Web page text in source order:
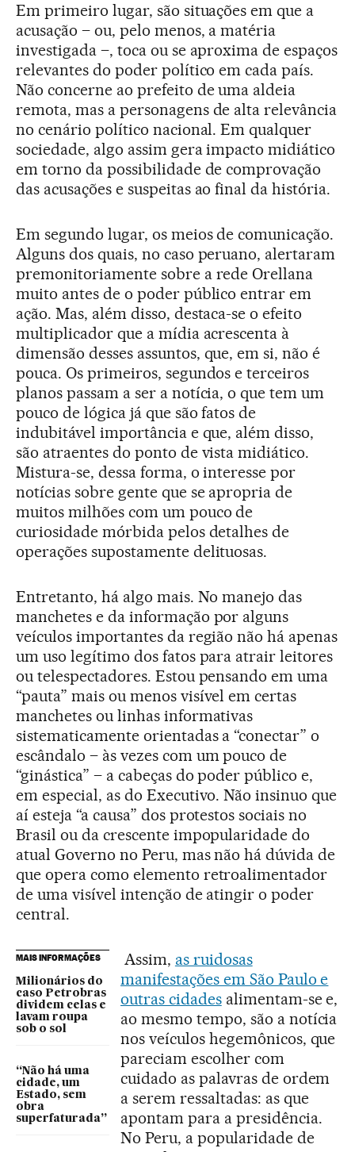
Em primeiro lugar, são situações em que a
acusação – ou, pelo menos, a matéria
investigada –, toca ou se aproxima de espaços
relevantes do poder político em cada país.
Não concerne ao prefeito de uma aldeia
remota, mas a personagens de alta relevância
no cenário político nacional. Em qualquer
sociedade, algo assim gera impacto midiático
em torno da possibilidade de comprovação
das acusações e suspeitas ao final da história.
Em segundo lugar, os meios de comunicação.
Alguns dos quais, no caso peruano, alertaram
premonitoriamente sobre a rede Orellana
muito antes de o poder público entrar em
ação. Mas, além disso, destaca-se o efeito
multiplicador que a mídia acrescenta à
dimensão desses assuntos, que, em si, não é
pouca. Os primeiros, segundos e terceiros
planos passam a ser a notícia, o que tem um
pouco de lógica já que são fatos de
indubitável importância e que, além disso,
são atraentes do ponto de vista midiático.
Mistura-se, dessa forma, o interesse por
notícias sobre gente que se apropria de
muitos milhões com um pouco de
curiosidade mórbida pelos detalhes de
operações supostamente delituosas.
Entretanto, há algo mais. No manejo das
manchetes e da informação por alguns
veículos importantes da região não há apenas
um uso legítimo dos fatos para atrair leitores
ou telespectadores. Estou pensando em uma
“pauta” mais ou menos visível em certas
manchetes ou linhas informativas
sistematicamente orientadas a “conectar” o
escândalo – às vezes com um pouco de
“ginástica” – a cabeças do poder público e,
em especial, as do Executivo. Não insinuo que
aí esteja “a causa” dos protestos sociais no
Brasil ou da crescente impopularidade do
atual Governo no Peru, mas não há dúvida de
que opera como elemento retroalimentador
de uma visível intenção de atingir o poder
central.
MAIS INFORMAÇÕES
Milionários do
caso Petrobras
dividem celas e
lavam roupa
sob o sol
“Não há uma
cidade, um
Estado, sem
obra
superfaturada”
Assim, as ruidosas
manifestações em São Paulo e
outras cidadesalimentam-se e,
ao mesmo tempo, são a notícia
nos veículos hegemônicos, que
pareciam escolher com
cuidado as palavras de ordem
a serem ressaltadas: as que
apontam para a presidência.
No Peru, a popularidade de